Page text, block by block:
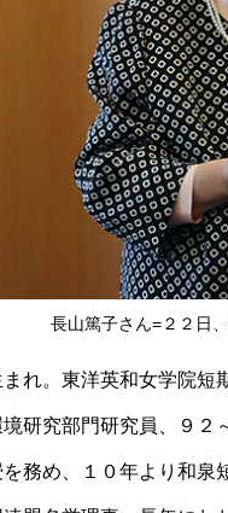
長山篤子さん=２２日
れ。東洋英和女学院
研究部門研究員、９
務め、１０年より和